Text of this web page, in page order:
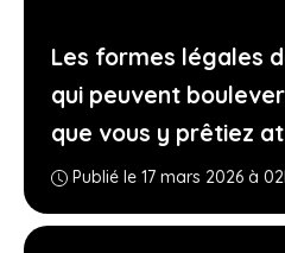
Les formes légales
qui peuvent
que vous y prêtiez
Publié le 17 mars 2026 à